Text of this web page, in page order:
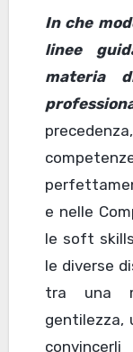
In che
linee
materia
e nelle
le soft
le diverse
tra una
gentilezza,